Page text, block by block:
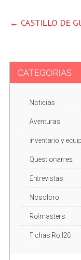
OTRAS
← CASTILLO DE
CATEGORIAS
Noticias
Aventuras
Inventario y
Questionarres
Entrevistas
Nosolorol
Rolmasters
Fichas Roll20